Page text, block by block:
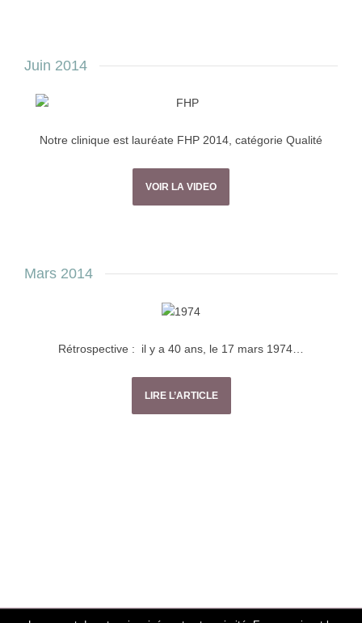
Juin 2014
Notre clinique est lauréate FHP 2014, catégorie Qualité
VOIR LA VIDEO
Mars 2014
Rétrospective : il y a 40 ans, le 17 mars 1974…
LIRE L’ARTICLE